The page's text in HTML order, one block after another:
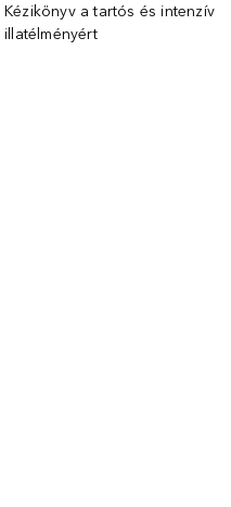
Kézikönyv a tartós és intenzív
illatélményért